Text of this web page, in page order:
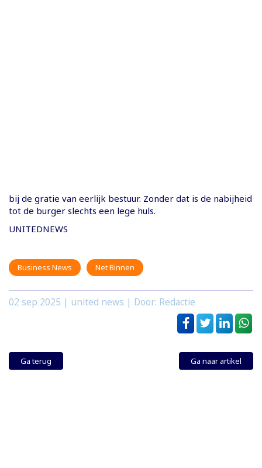
bij de gratie van eerlijk bestuur. Zonder dat is de nabijheid
tot de burger slechts een lege huls.
UNITEDNEWS
Business News Net Binnen
02 sep 2025 | united news | Door: Redactie
Ga terug Ga naar artikel